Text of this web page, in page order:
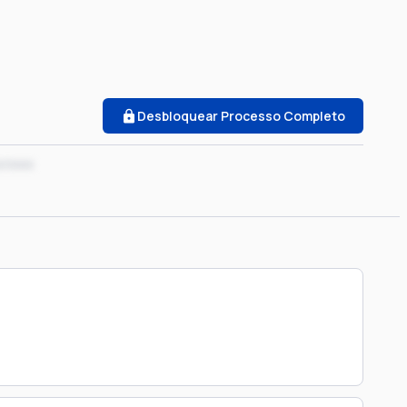
Desbloquear Processo Completo